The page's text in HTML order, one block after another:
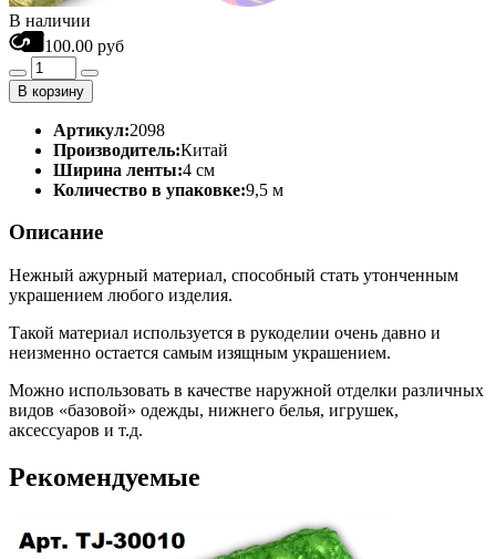
В наличии
100.00 руб
В корзину
Артикул:2098
Производитель:Китай
Ширина ленты:4 см
Количество в упаковке:9,5 м
Описание
Нежный ажурный материал, способный стать утонченным
украшением любого изделия.
Такой материал используется в рукоделии очень давно и
неизменно остается самым изящным украшением.
Можно использовать в качестве наружной отделки различных
видов «базовой» одежды, нижнего белья, игрушек,
аксессуаров и т.д.
Рекомендуемые